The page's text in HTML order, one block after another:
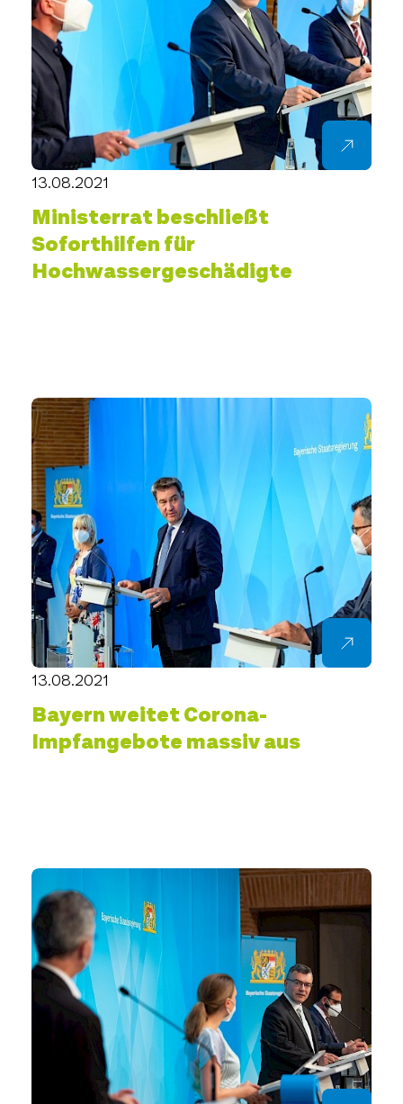
13.08.2021
Ministerrat beschließt
Soforthilfen für
Hochwassergeschädigte
13.08.2021
Bayern weitet Corona-
Impfangebote massiv aus